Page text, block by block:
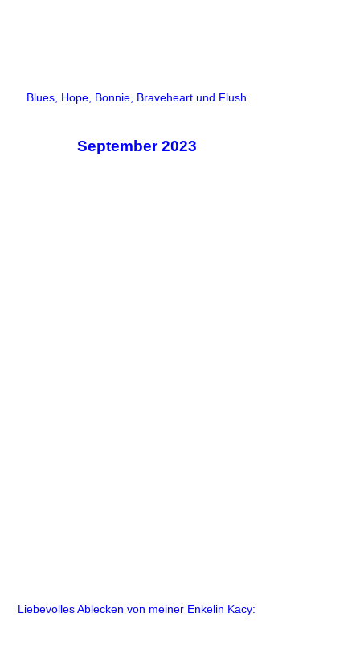
Blues, Hope, Bonnie, Braveheart und Flush
September 2023
Liebevolles Ablecken von meiner Enkelin Kacy: